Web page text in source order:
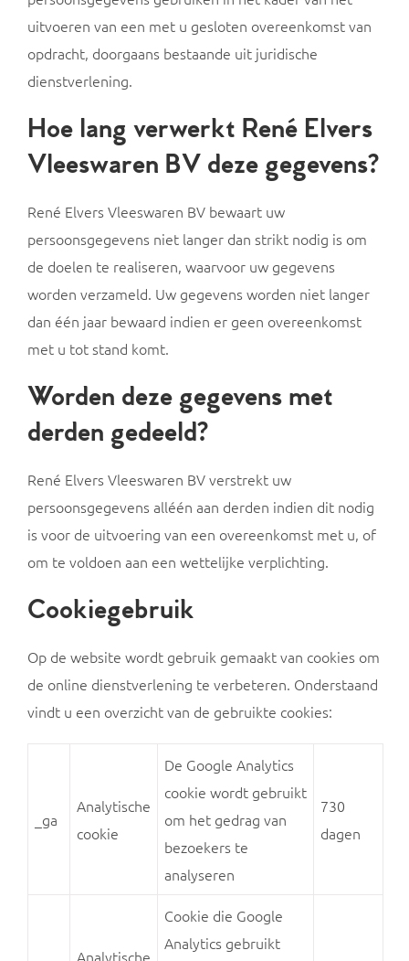
uitvoeren van een met u gesloten overeenkomst van
opdracht, doorgaans bestaande uit juridische
dienstverlening.
Hoe lang verwerkt René Elvers
Vleeswaren BV deze gegevens?
René Elvers Vleeswaren BV bewaart uw
persoonsgegevens niet langer dan strikt nodig is om
de doelen te realiseren, waarvoor uw gegevens
worden verzameld. Uw gegevens worden niet langer
dan één jaar bewaard indien er geen overeenkomst
met u tot stand komt.
Worden deze gegevens met
derden gedeeld?
René Elvers Vleeswaren BV verstrekt uw
persoonsgegevens alléén aan derden indien dit nodig
is voor de uitvoering van een overeenkomst met u, of
om te voldoen aan een wettelijke verplichting.
Cookiegebruik
Op de website wordt gebruik gemaakt van cookies om
de online dienstverlening te verbeteren. Onderstaand
vindt u een overzicht van de gebruikte cookies:
_ga
Analytische
cookie
De Google Analytics
cookie wordt gebruikt
om het gedrag van
bezoekers te
analyseren
730
dagen
Analytische
Cookie die Google
Analytics gebruikt